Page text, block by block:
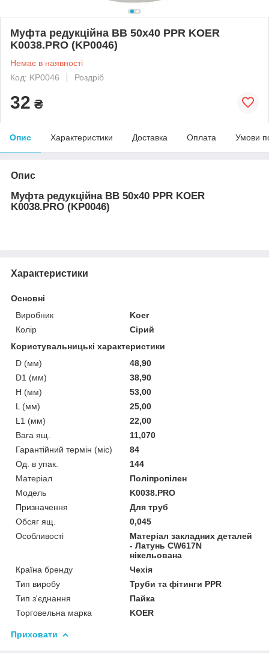
Муфта редукційна ВВ 50x40 PPR KOER
K0038.PRO (KP0046)
Немає в наявності
Код: KP0046
Роздріб
32 ₴
Опис Характеристики Доставка Оплата Умови
Опис
Муфта редукційна ВВ 50x40 PPR KOER
K0038.PRO (KP0046)
Характеристики
Основні
Виробник
Koer
Колір
Сірий
Користувальницькі характеристики
D (мм)
48,90
D1 (мм)
38,90
H (мм)
53,00
L (мм)
25,00
L1 (мм)
22,00
Вага ящ.
11,070
Гарантійний термін (міс)
84
Од. в упак.
144
Матеріал
Поліпропілен
Мoдель
K0038.PRO
Призначення
Для труб
Обсяг ящ.
0,045
Особливості
Матеріал закладних деталей
- Латунь CW617N
нікельована
Країна бренду
Чехія
Тип виробу
Труби та фітинги PPR
Тип з'єднання
Пайка
Торговельна марка
KOER
Приховати